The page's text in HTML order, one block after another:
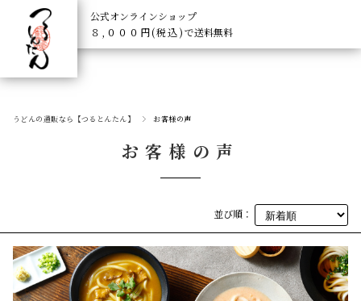
公式オンラインショップ
８,０００円(税込)で送料無料
うどんの通販なら【つるとんたん】 お客様の声
お客様の声
並び順：